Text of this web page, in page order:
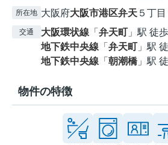
所在地 大阪府大阪市港区弁天 ５丁目
交通 大阪環状線 「 弁天町 」駅 徒
地下鉄中央線 「 弁天町 」駅
地下鉄中央線 「 朝潮橋」駅
物件の特徴